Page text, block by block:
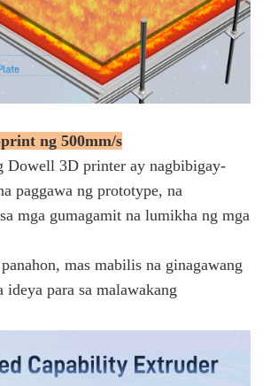
ng 500mm/s
Dowell 3D printer ay nagbibigay-
paggawa ng prototype, na
mga gumagamit na lumikha ng mga
mas mabilis na ginagawang
ideya para sa malawakang